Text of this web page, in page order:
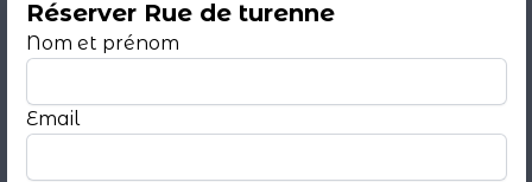
Réserver Rue de turenne
Nom et prénom
Email
Autres endroits à proximité
...